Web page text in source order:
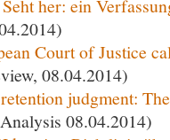
Seht her: ein
Court of Justice
08.04.2014)
judgment:
08.04.2014)